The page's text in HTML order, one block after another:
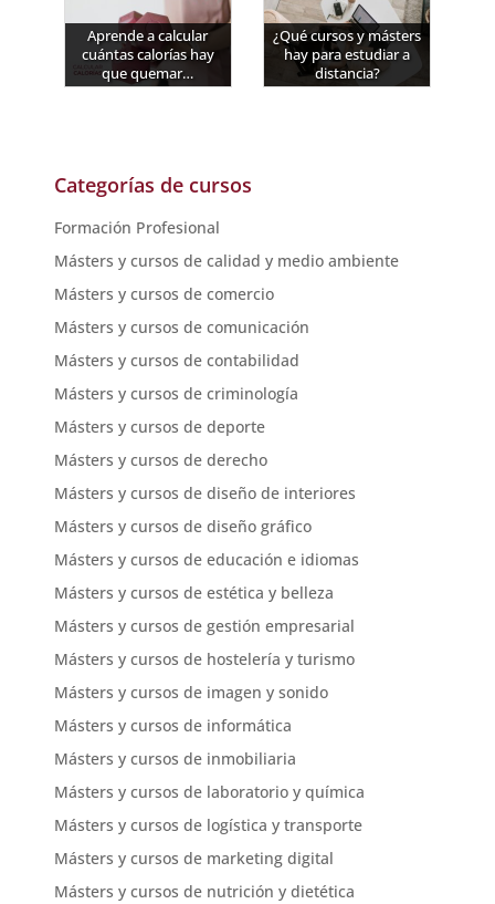
Aprende a calcular
cuántas calorías hay
que quemar…
¿Qué cursos y másters
hay para estudiar a
distancia?
Categorías de cursos
Formación Profesional
Másters y cursos de calidad y medio ambiente
Másters y cursos de comercio
Másters y cursos de comunicación
Másters y cursos de contabilidad
Másters y cursos de criminología
Másters y cursos de deporte
Másters y cursos de derecho
Másters y cursos de diseño de interiores
Másters y cursos de diseño gráfico
Másters y cursos de educación e idiomas
Másters y cursos de estética y belleza
Másters y cursos de gestión empresarial
Másters y cursos de hostelería y turismo
Másters y cursos de imagen y sonido
Másters y cursos de informática
Másters y cursos de inmobiliaria
Másters y cursos de laboratorio y química
Másters y cursos de logística y transporte
Másters y cursos de marketing digital
Másters y cursos de nutrición y dietética